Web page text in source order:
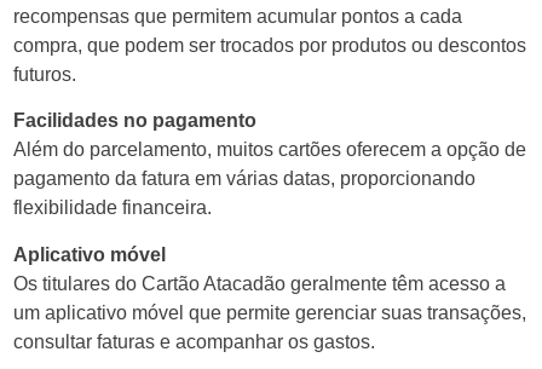
recompensas que permitem acumular pontos a cada
compra, que podem ser trocados por produtos ou descontos
futuros.
Facilidades no pagamento
Além do parcelamento, muitos cartões oferecem a opção de
pagamento da fatura em várias datas, proporcionando
flexibilidade financeira.
Aplicativo móvel
Os titulares do Cartão Atacadão geralmente têm acesso a
um aplicativo móvel que permite gerenciar suas transações,
consultar faturas e acompanhar os gastos.